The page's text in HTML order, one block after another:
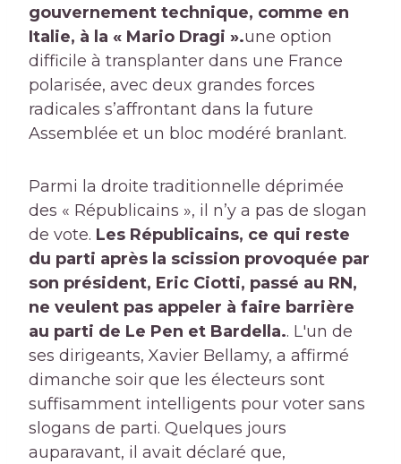
gouvernement technique, comme en
Italie, à la « Mario Dragi ».une option
difficile à transplanter dans une France
polarisée, avec deux grandes forces
radicales s’affrontant dans la future
Assemblée et un bloc modéré branlant.
Parmi la droite traditionnelle déprimée
des « Républicains », il n’y a pas de slogan
de vote. Les Républicains, ce qui reste
du parti après la scission provoquée par
son président, Eric Ciotti, passé au RN,
ne veulent pas appeler à faire barrière
au parti de Le Pen et Bardella.. L'un de
ses dirigeants, Xavier Bellamy, a affirmé
dimanche soir que les électeurs sont
suffisamment intelligents pour voter sans
slogans de parti. Quelques jours
auparavant, il avait déclaré que,